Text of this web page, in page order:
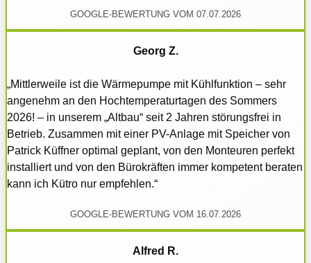
GOOGLE-BEWERTUNG VOM 07.07.2026
Georg Z.
„Mittlerweile ist die Wärmepumpe mit Kühlfunktion – sehr
angenehm an den Hochtemperaturtagen des Sommers
2026! – in unserem „Altbau“ seit 2 Jahren störungsfrei in
Betrieb. Zusammen mit einer PV-Anlage mit Speicher von
Patrick Küffner optimal geplant, von den Monteuren perfekt
installiert und von den Bürokräften immer kompetent beraten
kann ich Kütro nur empfehlen.“
GOOGLE-BEWERTUNG VOM 16.07.2026
Alfred R.